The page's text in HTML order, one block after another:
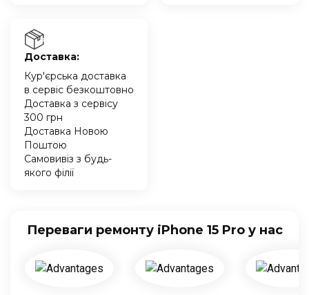
Доставка:
Кур'єрська доставка
в сервіс безкоштовно
Доставка з сервісу
300 грн
Доставка Новою
Поштою
Самовивіз з будь-
якого філії
Переваги ремонту iPhone 15 Pro у нас